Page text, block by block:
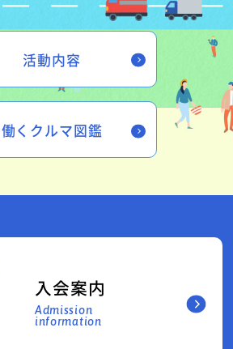
活動内容
働くクルマ図鑑
入会案内
Admission
information